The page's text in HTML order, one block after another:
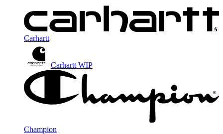
Carhartt
Carhartt WIP
Champion